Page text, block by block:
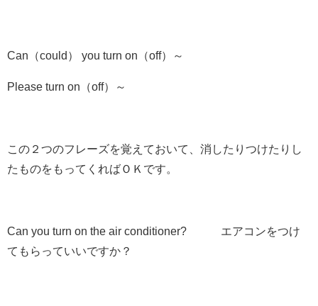
Can（could） you turn on（off）～
Please turn on（off）～
この２つのフレーズを覚えておいて、消したりつけたりし
たものをもってくればＯＫです。
Can you turn on the air conditioner? エアコンをつけ
て もらっていいですか？